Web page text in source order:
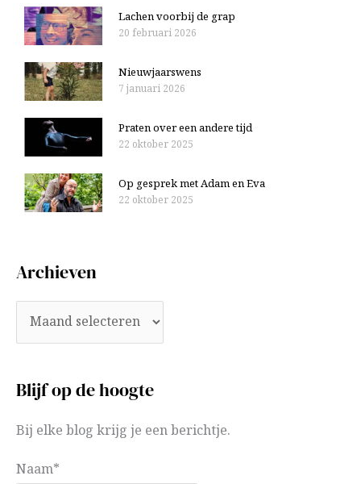
Lachen voorbij de grap
20 februari 2026
Nieuwjaarswens
7 januari 2026
Praten over een andere tijd
22 oktober 2025
Op gesprek met Adam en Eva
22 oktober 2025
Archieven
Blijf op de hoogte
Bij elke blog krijg je een berichtje.
Naam*